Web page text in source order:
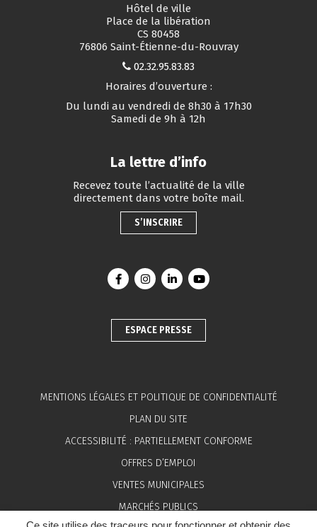
Hôtel de ville
Place de la libération
CS 80458
76806 Saint-Étienne-du-Rouvray
02.32.95.83.83
Horaires d’ouverture :
Du lundi au vendredi de 8h30 à 17h30
Samedi de 9h à 12h
La lettre d’info
Recevez toute l’actualité de la ville
directement dans votre boîte mail.
S’INSCRIRE
Lien vers le compte Facebook
Lien vers le compte Instagram
Lien vers le compte Linkedin
Lien vers la chaîne
ESPACE PRESSE
MENTIONS LÉGALES ET POLITIQUE DE CONFIDENTIALITÉ
PLAN DU SITE
ACCESSIBILITÉ : PARTIELLEMENT CONFORME
OFFRES D’EMPLOI
VENTES MUNICIPALES
MARCHÉS PUBLICS